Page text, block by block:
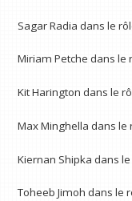
Sagar Radia dans le
Miriam Petche dans le
Kit Harington dans le
Max Minghella dans
Kiernan Shipka dans
Toheeb Jimoh dans le